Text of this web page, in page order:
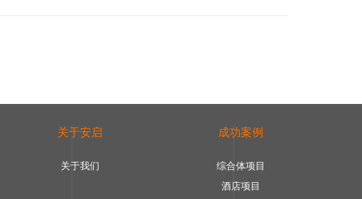
关于安启
关于我们
成功案例
综合体项目
酒店项目